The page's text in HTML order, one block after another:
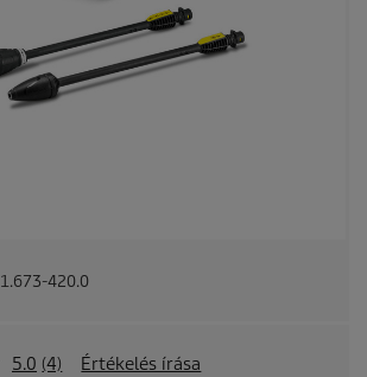
1.673-420.0
5.0 (4) Értékelés írása